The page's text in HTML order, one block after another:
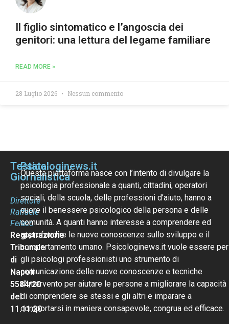
Il figlio sintomatico e l’angoscia dei
genitori: una lettura del legame familiare
READ MORE »
28 Luglio 2026 Nessun commento
Testata
Giornalistica
Direttore
Raffaele
Felaco
Registrazione
Tribunale
di
Napoli
5584/20
del
11.11.20
Psicologinews.it
Questa piattaforma nasce con l’intento di divulgare la
psicologia professionale a quanti, cittadini, operatori
sociali, della scuola, delle professioni d’aiuto, hanno a
cuore il benessere psicologico della persona e delle
comunità. A quanti hanno interesse a comprendere ed
approfondire le nuove conoscenze sullo sviluppo e il
comportamento umano. Psicologinews.it vuole essere per
gli psicologi professionisti uno strumento di
comunicazione delle nuove conoscenze e tecniche
d’intervento per aiutare le persone a migliorare la capacità
di comprendere se stessi e gli altri e imparare a
comportarsi in maniera consapevole, congrua ed efficace.